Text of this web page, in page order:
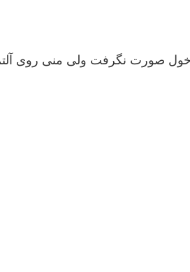
صورت نگرفت ولی منی روی